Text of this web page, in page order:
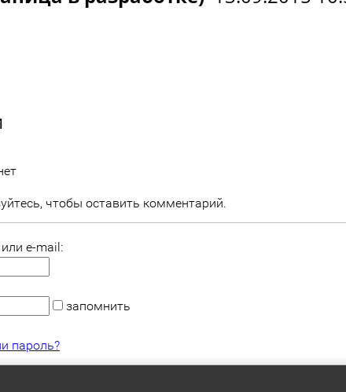
чтобы оставить комментарий.
e-mail:
запомнить
пароль?